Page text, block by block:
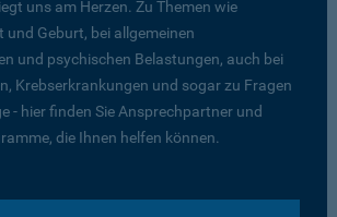
uns am Herzen. Zu Themen wie
Geburt, bei allgemeinen
und psychischen Belastungen, auch bei
Krebserkrankungen und sogar zu Fragen
- hier finden Sie Ansprechpartner und
die Ihnen helfen können.